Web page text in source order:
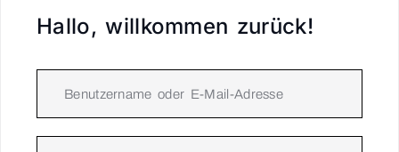
Hallo, willkommen zurück!